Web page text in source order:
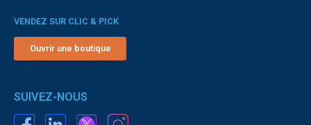
VENDEZ SUR CLIC & PICK
Ouvrir une boutique
SUIVEZ-NOUS